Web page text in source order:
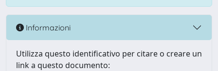
Informazioni
Utilizza questo identificativo per citare o creare un
link a questo documento: